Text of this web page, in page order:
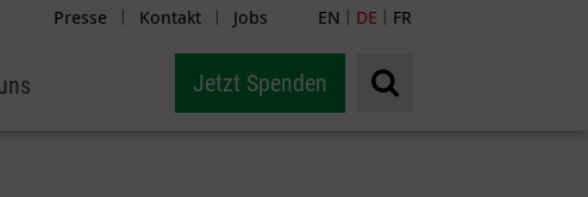
Presse | Kontakt | Jobs EN | DE | FR
Jetzt Spenden